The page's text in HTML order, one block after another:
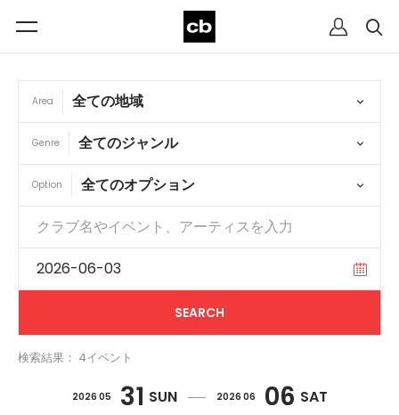
Area
Genre
Option
検索結果： 4イベント
2026 05 31 SUN 2026 06 06 SAT